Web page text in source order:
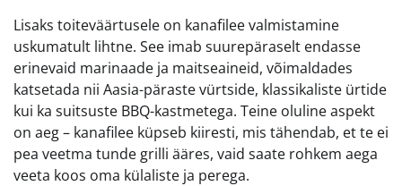
Lisaks toiteväärtusele on kanafilee valmistamine
uskumatult lihtne. See imab suurepäraselt endasse
erinevaid marinaade ja maitseaineid, võimaldades
katsetada nii Aasia-päraste vürtside, klassikaliste ürtide
kui ka suitsuste BBQ-kastmetega. Teine oluline aspekt
on aeg – kanafilee küpseb kiiresti, mis tähendab, et te ei
pea veetma tunde grilli ääres, vaid saate rohkem aega
veeta koos oma külaliste ja perega.